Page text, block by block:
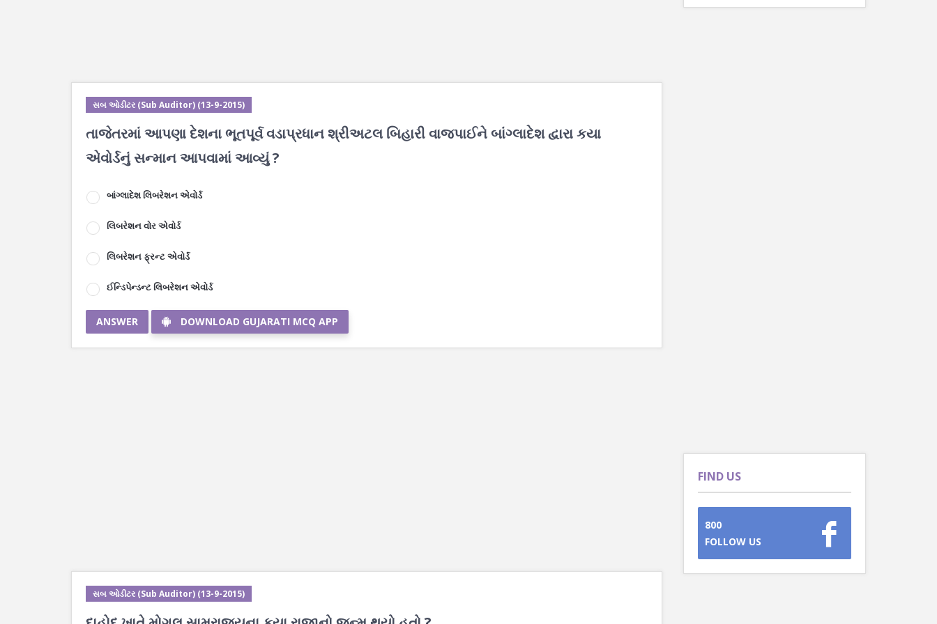
સબ ઓડીટર (Sub Auditor) (13-9-2015)
તાજેતરમાં આપણા દેશના ભૂતપૂર્વ વડાપ્રધાન શ્રીઅટલ બિહારી વાજપાઈને બાંગ્લાદેશ દ્વારા કયા
એવોર્ડનું સન્માન આપવામાં આવ્યું ?
બાંગ્લાદેશ લિબરેશન એવોર્ડ
લિબરેશન વોર એવોર્ડ
લિબરેશન ફ્રન્ટ એવોર્ડ
ઈન્ડિપેન્ડન્ટ લિબરેશન એવોર્ડ
ANSWER DOWNLOAD GUJARATI MCQ APP
સબ ઓડીટર (Sub Auditor) (13-9-2015)
FIND US
800
FOLLOW US